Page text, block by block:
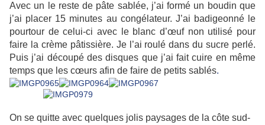
Avec un le reste de pâte sablée, j’ai formé un boudin que
j’ai placer 15 minutes au congélateur. J’ai badigeonné le
pourtour de celui-ci avec le blanc d’œuf non utilisé pour
faire la crème pâtissière. Je l’ai roulé dans du sucre perlé.
Puis j’ai découpé des disques que j’ai fait cuire en même
temps que les cœurs afin de faire de petits sablés.
On se quitte avec quelques jolis paysages de la côte sud-